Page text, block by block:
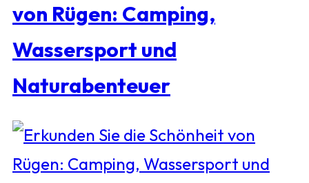
von Rügen: Camping,
Wassersport und
Naturabenteuer